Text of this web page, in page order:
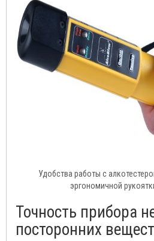
Удобства работы с
эргономичной
Точность прибора
посторонних